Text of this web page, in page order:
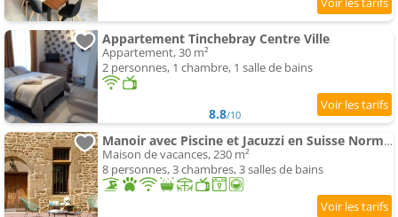
Appartement Tinchebray Centre Ville
Appartement, 30 m²
2 personnes, 1 chambre, 1 salle de bains
8.8/10
Manoir avec Piscine et Jacuzzi en Suisse Normande
Maison de vacances, 230 m²
8 personnes, 3 chambres, 3 salles de bains